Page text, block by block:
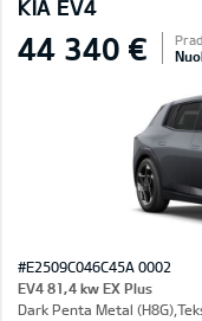
KIA EV4
44 340 €
#E2509C046C45A 0002
EV4 81,4 kw EX Plus
Dark Penta Metal